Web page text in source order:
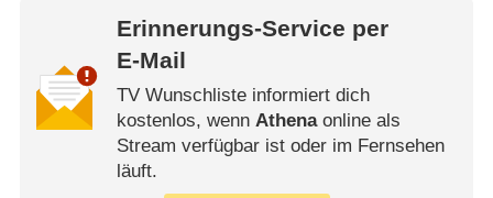
Erinnerungs-Service per
E-Mail
TV Wunschliste informiert dich
kostenlos, wenn Athenaonline als
Stream verfügbar ist oder im Fernsehen
läuft.